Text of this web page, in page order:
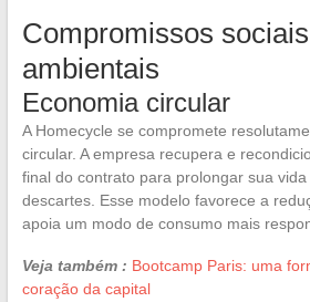
Compromissos
ambientais
Economia circular
A Homecycle se compromete
circular. A empresa recupera e
final do contrato para prolongar sua
descartes. Esse modelo favorece a
apoia um modo de consumo mais
Veja também : Bootcamp Paris: uma
coração da capital